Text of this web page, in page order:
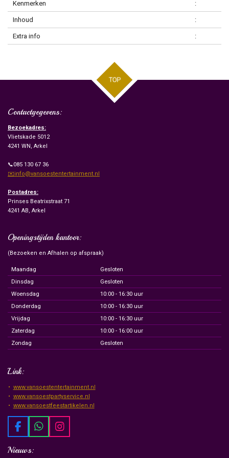
Kenmerken :
Inhoud :
Extra info :
TOP
Contactgegevens:
Bezoekadres:
Vlietskade 5012
4241 WN, Arkel
📞085 130 67 36
✉️info@vansoestentertainment.nl
Postadres:
Prinses Beatrixstraat 71
4241 AB, Arkel
Openingstijden kantoor:
(Bezoeken en Afhalen op afspraak)
Maandag
Gesloten
Dinsdag
Gesloten
Woensdag
10:00 - 16:30 uur
Donderdag
10:00 - 16:30 uur
Vrijdag
10:00 - 16:30 uur
Zaterdag
10:00 - 16:00 uur
Zondag
Gesloten
Link:
www.vansoestentertainment.nl
www.vansoestpartyservice.nl
www.vansoestfeestartikelen.nl
F
a
c
W
h
I
n
Nieuws: